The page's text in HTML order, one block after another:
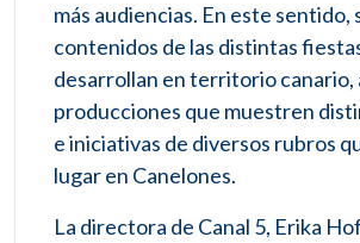
más audiencias. En este sentido,
contenidos de las distintas
desarrollan en territorio canario,
producciones que muestren
e iniciativas de diversos rubros
lugar en Canelones.
La directora de Canal 5, Erika